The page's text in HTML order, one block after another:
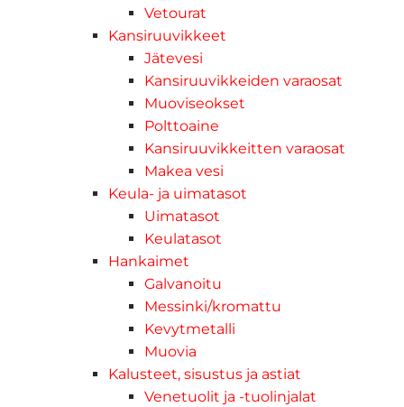
Vetourat
Kansiruuvikkeet
Jätevesi
Kansiruuvikkeiden varaosat
Muoviseokset
Polttoaine
Kansiruuvikkeitten varaosat
Makea vesi
Keula- ja uimatasot
Uimatasot
Keulatasot
Hankaimet
Galvanoitu
Messinki/kromattu
Kevytmetalli
Muovia
Kalusteet, sisustus ja astiat
Venetuolit ja -tuolinjalat